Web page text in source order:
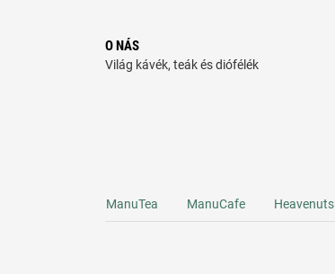
O NÁS
Világ kávék, teák és diófélék
ManuTea ManuCafe Heavenuts